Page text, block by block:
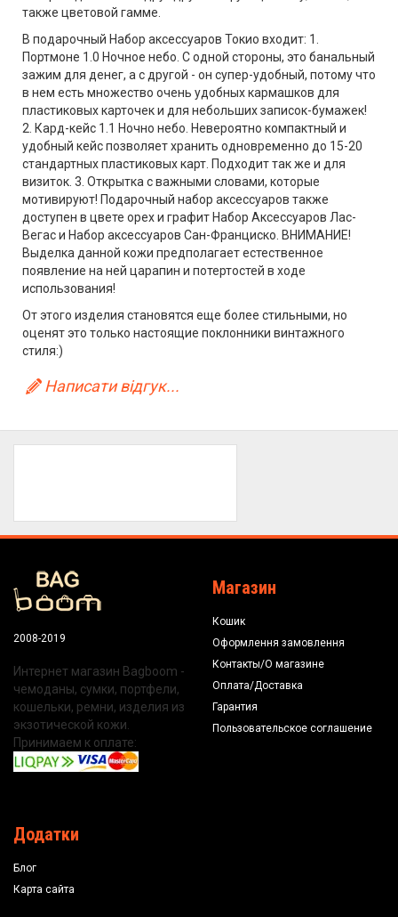
также цветовой гамме.
В подарочный Набор аксессуаров Токио входит: 1.
Портмоне 1.0 Ночное небо. С одной стороны, это банальный
зажим для денег, а с другой - он супер-удобный, потому что
в нем есть множество очень удобных кармашков для
пластиковых карточек и для небольших записок-бумажек!
2. Кард-кейс 1.1 Ночно небо. Невероятно компактный и
удобный кейс позволяет хранить одновременно до 15-20
стандартных пластиковых карт. Подходит так же и для
визиток. 3. Открытка с важными словами, которые
мотивируют! Подарочный набор аксессуаров также
доступен в цвете орех и графит Набор Аксессуаров Лас-
Вегас и Набор аксессуаров Сан-Франциско. ВНИМАНИЕ!
Выделка данной кожи предполагает естественное
появление на ней царапин и потертостей в ходе
использования!
От этого изделия становятся еще более стильными, но
оценят это только настоящие поклонники винтажного
стиля:)
Написати відгук...
2008-2019
Интернет магазин Bagboom -
чемоданы, сумки, портфели,
кошельки, ремни, изделия из
экзотической кожи.
Принимаем к оплате:
Магазин
Кошик
Оформлення замовлення
Контакты/О магазине
Оплата/Доставка
Гарантия
Пользовательское соглашение
Додатки
Блог
Карта сайта